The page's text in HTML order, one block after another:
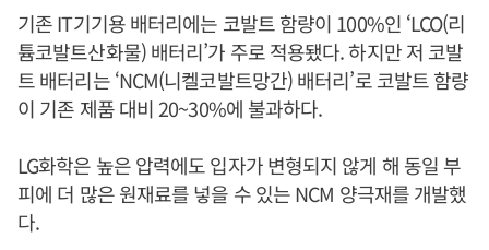
기존 IT기기용 배터리에는 코발트 함량이 100%인 ‘LCO(리
튬코발트산화물) 배터리’가 주로 적용됐다. 하지만 저 코발
트 배터리는 ‘NCM(니켈코발트망간) 배터리’로 코발트 함량
이 기존 제품 대비 20~30%에 불과하다.
LG화학은 높은 압력에도 입자가 변형되지 않게 해 동일 부
피에 더 많은 원재료를 넣을 수 있는 NCM 양극재를 개발했
다.